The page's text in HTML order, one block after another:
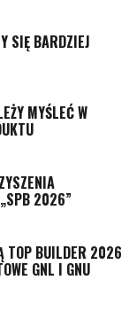
SIĘ BARDZIEJ
MYŚLEĆ W
„SPB 2026”
TOP BUILDER 2026
GNL I GNU